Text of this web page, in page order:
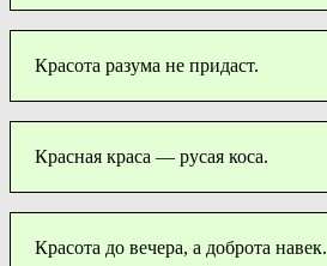
Красота разума не придаст.
Красная краса — русая коса.
Красота до вечера, а доброта навек.